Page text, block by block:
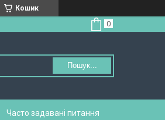
Кошик
Пошук...
Часто задавані питання